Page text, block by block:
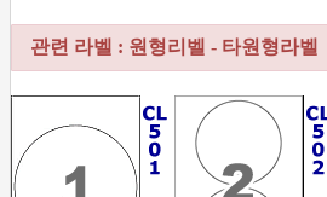
관련 라벨 : 원형리벨 - 타원형라벨